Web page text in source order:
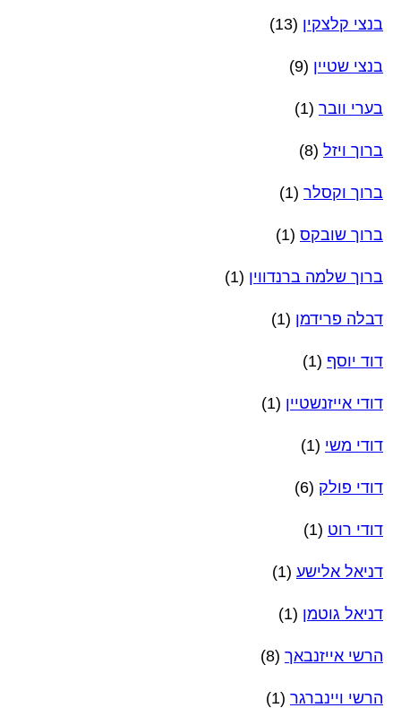
בנצי קלצקין (13)
בנצי שטיין (9)
בערי וובר (1)
ברוך ויזל (8)
ברוך וקסלר (1)
ברוך שובקס (1)
ברוך שלמה ברנדווין (1)
דבלה פרידמן (1)
דוד יוסף (1)
דודי אייזנשטיין (1)
דודי משי (1)
דודי פולק (6)
דודי רוט (1)
דניאל אלישע (1)
דניאל גוטמן (1)
הרשי אייזנבאך (8)
הרשי ויינברגר (1)